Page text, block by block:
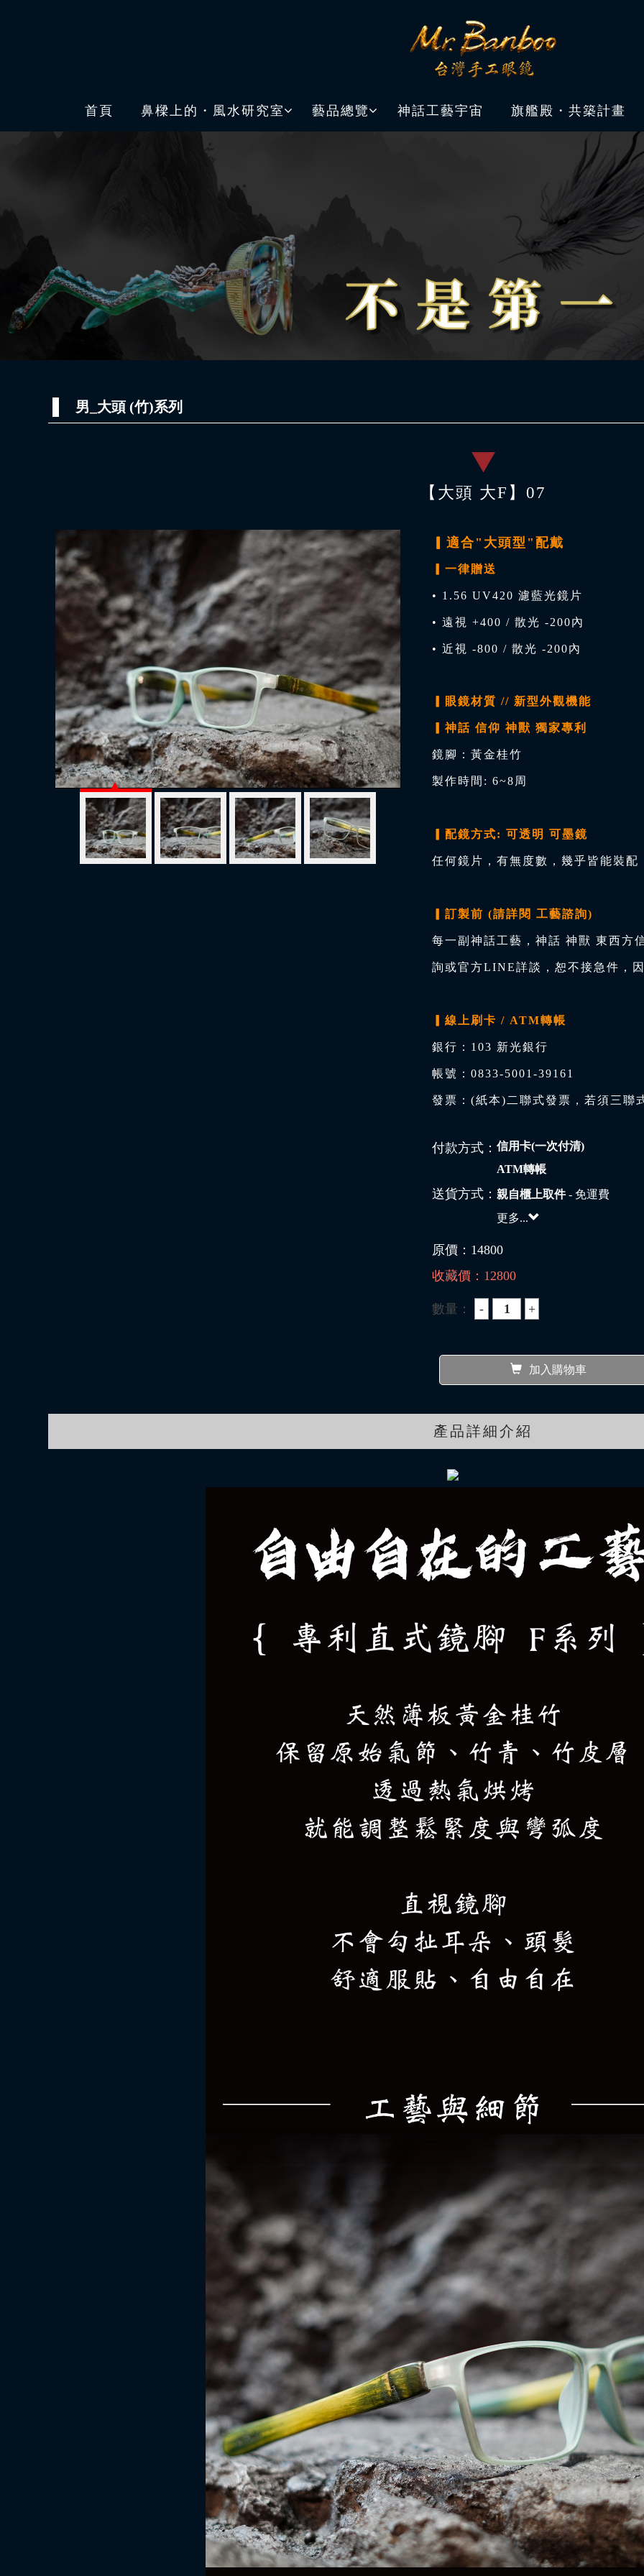
首頁 鼻樑上的・風水研究室 藝品總覽 神話工藝宇宙 旗艦殿・共築計畫
男_大頭 (竹)系列
【大頭 大F】07
▎適合"大頭型"配戴
▎一律贈送
• 1.56 UV420 濾藍光鏡片
• 遠視 +400 / 散光 -200內
• 近視 -800 / 散光 -200內
▎眼鏡材質 // 新型外觀機能
▎神話 信仰 神獸 獨家專利
鏡腳：黃金桂竹
製作時間: 6~8周
▎配鏡方式: 可透明 可墨鏡
任何鏡片，有無度數，幾乎皆能裝
▎訂製前 (請詳閱 工藝諮詢)
每一副神話工藝，神話 神獸 東西方
詢或官方LINE詳談，恕不接急件，
▎線上刷卡 / ATM轉帳
銀行：103 新光銀行
帳號：0833-5001-39161
發票：(紙本)二聯式發票，若須三聯
付款方式：信用卡(一次付清)
ATM轉帳
送貨方式：親自櫃上取件- 免運費
更多...
原價： 14800
收藏價： 12800
數量：
加入購物車
產品詳細介紹